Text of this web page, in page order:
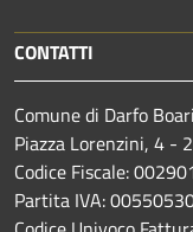
CONTATTI
Comune di Darfo
Piazza Lorenzini, 4 -
Codice Fiscale:
Partita IVA: